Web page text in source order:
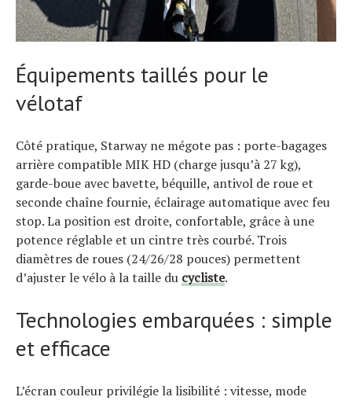
Équipements taillés pour le
vélotaf
Côté pratique, Starway ne mégote pas : porte-bagages
arrière compatible MIK HD (charge jusqu’à 27 kg),
garde-boue avec bavette, béquille, antivol de roue et
seconde chaîne fournie, éclairage automatique avec feu
stop. La position est droite, confortable, grâce à une
potence réglable et un cintre très courbé. Trois
diamètres de roues (24/26/28 pouces) permettent
d’ajuster le vélo à la taille du cycliste.
Technologies embarquées : simple
et efficace
L’écran couleur privilégie la lisibilité : vitesse, mode